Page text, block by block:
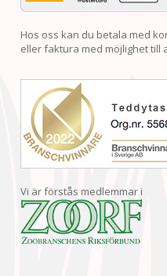
Hos oss kan du betala med
eller faktura med möjlighet till
Vi är förstås medlemmar i